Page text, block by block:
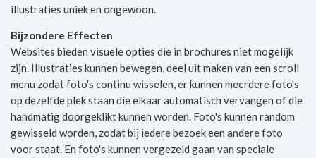
illustraties uniek en ongewoon.
Bijzondere Effecten
Websites bieden visuele opties die in brochures niet mogelijk
zijn. Illustraties kunnen bewegen, deel uit maken van een scroll
menu zodat foto's continu wisselen, er kunnen meerdere foto's
op dezelfde plek staan die elkaar automatisch vervangen of die
handmatig doorgeklikt kunnen worden. Foto's kunnen random
gewisseld worden, zodat bij iedere bezoek een andere foto
voor staat. En foto's kunnen vergezeld gaan van speciale